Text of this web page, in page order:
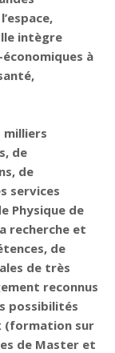
intègre
à
milliers
de
de
services
Physique de
recherche et
de
de très
reconnus
possibilités
(formation sur
de Master et